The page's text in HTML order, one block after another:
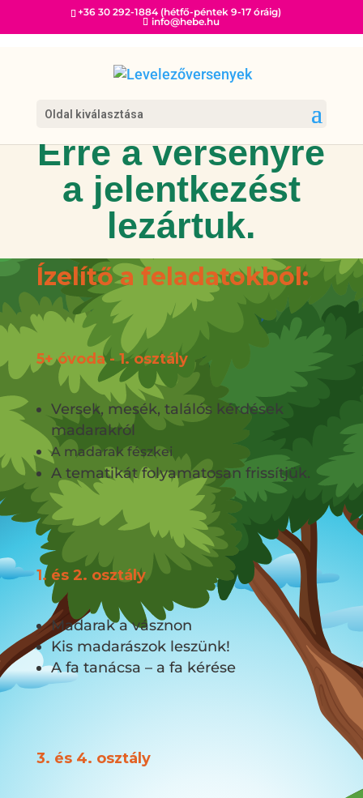
+36 30 292-1884 (hétfő-péntek 9-17 óráig)
info@hebe.hu
Oldal kiválasztása
Erre a versenyre
a jelentkezést
lezártuk.
Ízelítő a feladatokból:
5+ óvoda - 1. osztály
Versek, mesék, találós kérdések
madarakról
A madarak fészkei
A tematikát folyamatosan frissítjük.
1. és 2. osztály
Madarak a vásznon
Kis madarászok leszünk!
A fa tanácsa – a fa kérése
3. és 4. osztály